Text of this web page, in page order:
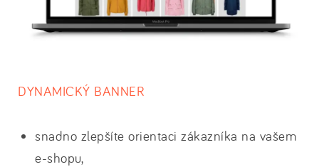
DYNAMICKÝ BANNER
snadno zlepšíte orientaci zákazníka na vašem
e-shopu,